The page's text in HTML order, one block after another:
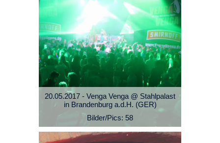
20.05.2017 - Venga Venga @ Stahlpalast
in Brandenburg a.d.H. (GER)
Bilder/Pics: 58